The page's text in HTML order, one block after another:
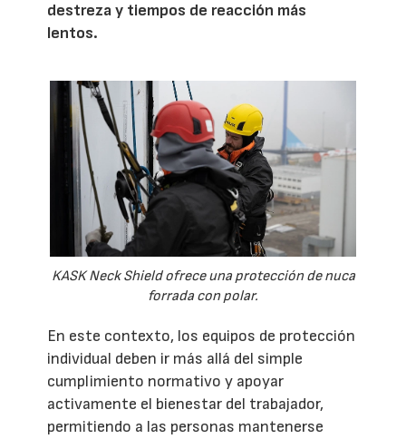
destreza y tiempos de reacción más
lentos.
KASK Neck Shield ofrece una protección de nuca
forrada con polar.
En este contexto, los equipos de protección
individual deben ir más allá del simple
cumplimiento normativo y apoyar
activamente el bienestar del trabajador,
permitiendo a las personas mantenerse